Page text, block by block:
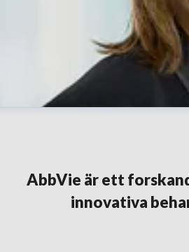
AbbVie är ett
innovativa